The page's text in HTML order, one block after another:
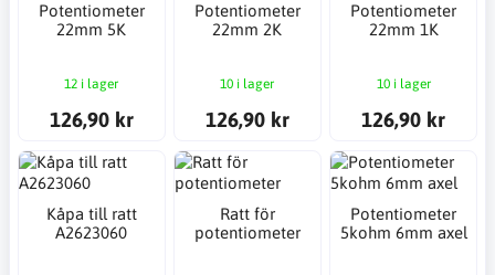
Potentiometer
22mm 5K
12 i lager
126,90 kr
Potentiometer
22mm 2K
10 i lager
126,90 kr
Potentiometer
22mm 1K
10 i lager
126,90 kr
Kåpa till ratt
A2623060
Ratt för
potentiometer
Potentiometer
5kohm 6mm axel